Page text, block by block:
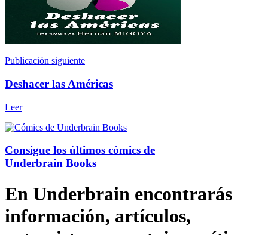
Publicación siguiente
Deshacer las Américas
Leer
Consigue los últimos cómics de
Underbrain Books
En Underbrain encontrarás
información, artículos,